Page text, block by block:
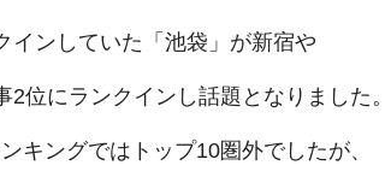
インしていた「池袋」が新宿や
2位にランクインし話題となりました
キングではトップ10圏外でしたが、